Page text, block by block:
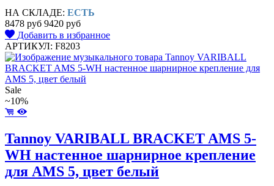
НА СКЛАДЕ: ЕСТЬ
8478 руб 9420 руб
Добавить в избранное
АРТИКУЛ: F8203
Sale
~10%
Tannoy VARIBALL BRACKET AMS 5-
WH настенное шарнирное крепление
для AMS 5, цвет белый